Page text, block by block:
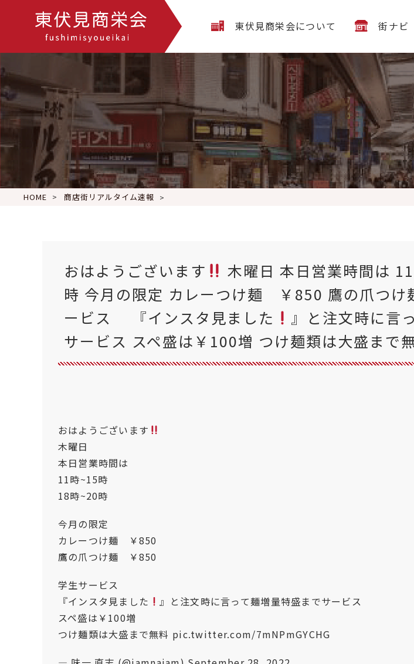
東伏見商栄会について 街ナビ
HOME 商店街リアルタイム速報 木曜日 本日営業時間は 11時~15時 18
おはようございます
木曜日 本日営業時間は
時 今月の限定 カレーつけ麺 ￥850 鷹の爪つ
ービス 『インスタ見ました
』と注文時に言
サービス スペ盛は￥100増 つけ麺類は大盛まで
おはようございます
木曜日
本日営業時間は
11時~15時
18時~20時
今月の限定
カレーつけ麺 ￥850
鷹の爪つけ麺 ￥850
学生サービス
『インスタ見ました
』と注文時に言って麺増量特盛までサービス
スペ盛は￥100増
つけ麺類は大盛まで無料 pic.twitter.com/7mNPmGYCHG